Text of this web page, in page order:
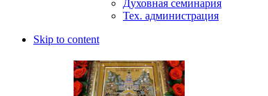
Духовная семинария
Тех. администрация
Skip to content